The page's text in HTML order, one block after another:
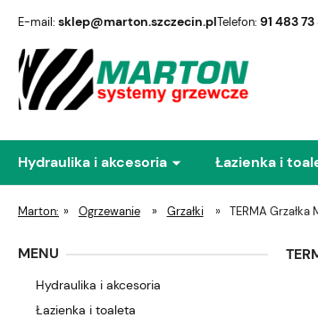
E-mail: sklep@marton.szczecin.plTelefon: 91 483
Hydraulika i akcesoria Łazienka i
Marton: » Ogrzewanie » Grzałki » TERMA Grzałka
MENU
Hydraulika i akcesoria
Łazienka i toaleta